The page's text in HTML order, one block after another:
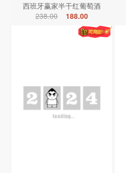
西班牙赢家半干红葡萄酒
238.00
188.00